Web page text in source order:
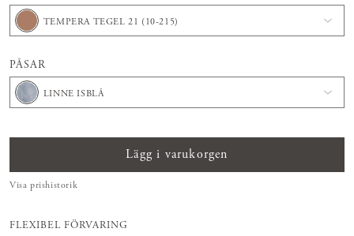
TEMPERA TEGEL 21 (10-215)
PÅSAR
LINNE ISBLÅ
Lägg i varukorgen
Visa prishistorik
FLEXIBEL FÖRVARING